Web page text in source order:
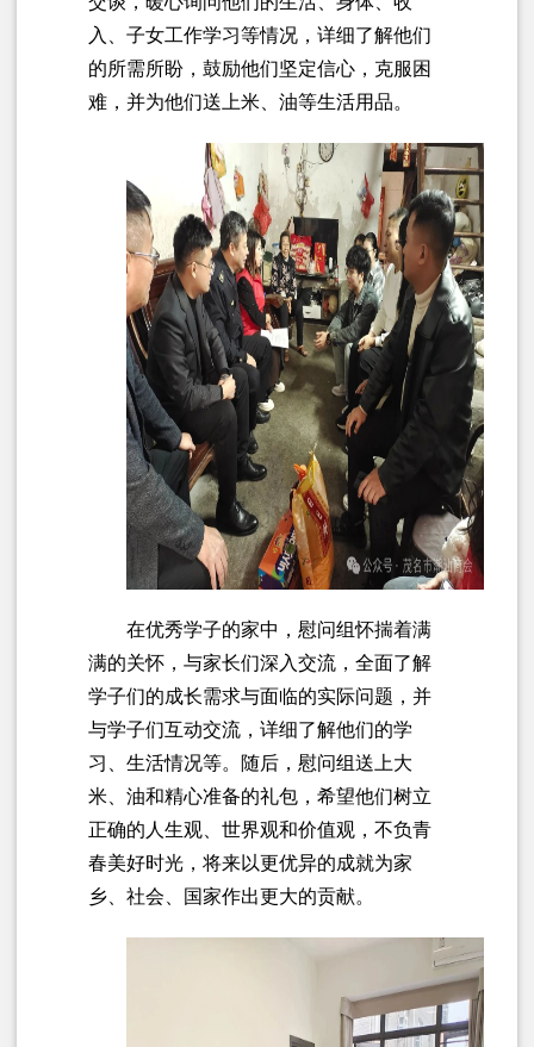
入、子女工作学习等情况，详细了解他们
的所需所盼，鼓励他们坚定信心，克服困
难，并为他们送上米、油等生活用品。
在优秀学子的家中，慰问组怀揣着满
满的关怀，与家长们深入交流，全面了解
学子们的成长需求与面临的实际问题，并
与学子们互动交流，详细了解他们的学
习、生活情况等。随后，慰问组送上大
米、油和精心准备的礼包，希望他们树立
正确的人生观、世界观和价值观，不负青
春美好时光，将来以更优异的成就为家
乡、社会、国家作出更大的贡献。